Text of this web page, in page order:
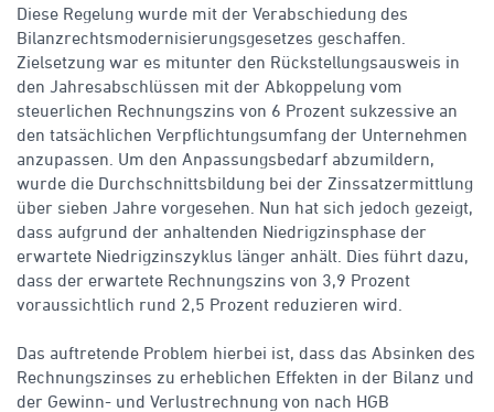
Diese Regelung wurde mit der Verabschiedung des
Bilanzrechtsmodernisierungsgesetzes geschaffen.
Zielsetzung war es mitunter den Rückstellungsausweis in
den Jahresabschlüssen mit der Abkoppelung vom
steuerlichen Rechnungszins von 6 Prozent sukzessive an
den tatsächlichen Verpflichtungsumfang der Unternehmen
anzupassen. Um den Anpassungsbedarf abzumildern,
wurde die Durchschnittsbildung bei der Zinssatzermittlung
über sieben Jahre vorgesehen. Nun hat sich jedoch gezeigt,
dass aufgrund der anhaltenden Niedrigzinsphase der
erwartete Niedrigzinszyklus länger anhält. Dies führt dazu,
dass der erwartete Rechnungszins von 3,9 Prozent
voraussichtlich rund 2,5 Prozent reduzieren wird.
Das auftretende Problem hierbei ist, dass das Absinken des
Rechnungszinses zu erheblichen Effekten in der Bilanz und
der Gewinn- und Verlustrechnung von nach HGB